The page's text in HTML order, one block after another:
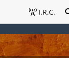
I.R.C.